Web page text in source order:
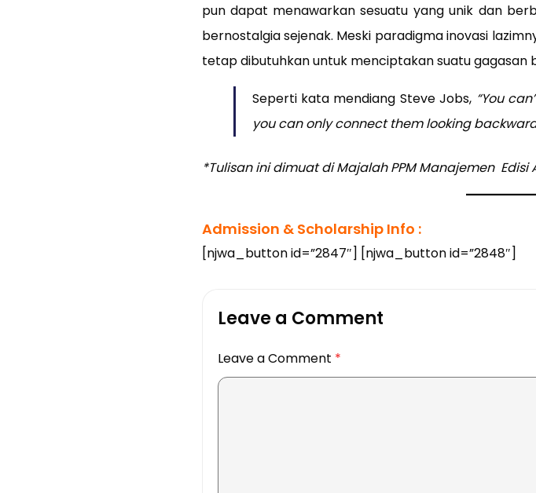
pun dapat menawarkan sesuatu yang unik dan
bernostalgia sejenak. Meski paradigma inovasi
tetap dibutuhkan untuk menciptakan suatu gagasan
Seperti kata mendiang Steve Jobs, “You
you can only connect them looking
*Tulisan ini dimuat di Majalah PPM Manajemen Edisi
Admission & Scholarship Info :
[njwa_button id=”2847″] [njwa_button id=”2848″]
Leave a Comment
Leave a Comment *